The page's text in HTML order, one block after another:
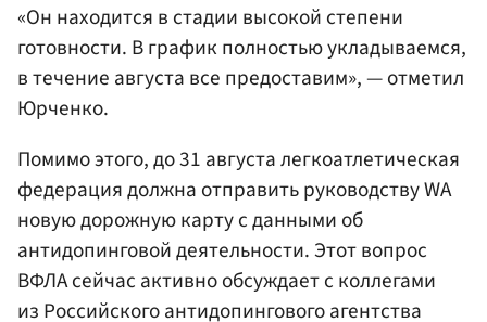
«Он находится в стадии высокой степени
готовности. В график полностью укладываемся,
в течение августа все предоставим», — отметил
Юрченко.
Помимо этого, до 31 августа легкоатлетическая
федерация должна отправить руководству WA
новую дорожную карту с данными об
антидопинговой деятельности. Этот вопрос
ВФЛА сейчас активно обсуждает с коллегами
из Российского антидопингового агентства